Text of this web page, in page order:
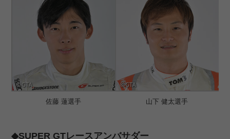
佐藤 蓮選手 山下 健太選手
◆SUPER GTレースアンバサダー